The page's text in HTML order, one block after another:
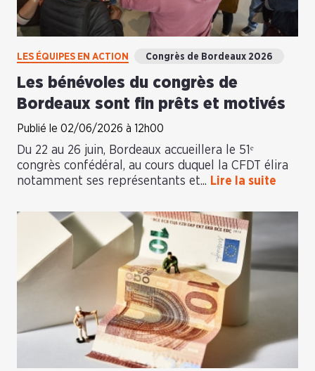
LES ÉQUIPES EN ACTION Congrès de Bordeaux 2026
Les bénévoles du congrès de
Bordeaux sont fin prêts et motivés
Publié le 02/06/2026 à 12h00
Du 22 au 26 juin, Bordeaux accueillera le 51ᵉ
congrès confédéral, au cours duquel la CFDT élira
notamment ses représentants et... Lire la suite